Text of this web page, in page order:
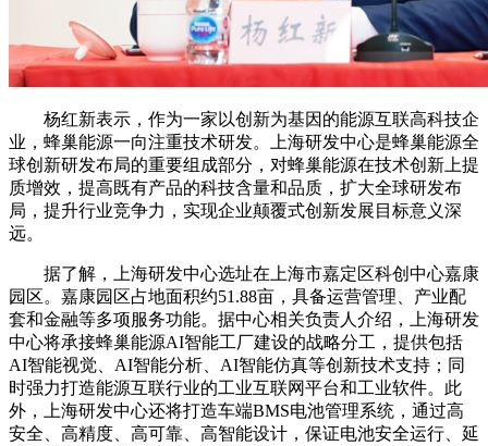
杨红新表示，作为一家以创新为基因的能源互联高科技企
业，蜂巢能源一向注重技术研发。上海研发中心是蜂巢能源全
球创新研发布局的重要组成部分，对蜂巢能源在技术创新上提
质增效，提高既有产品的科技含量和品质，扩大全球研发布
局，提升行业竞争力，实现企业颠覆式创新发展目标意义深
远。
据了解，上海研发中心选址在上海市嘉定区科创中心嘉康
园区。嘉康园区占地面积约51.88亩，具备运营管理、产业配
套和金融等多项服务功能。据中心相关负责人介绍，上海研发
中心将承接蜂巢能源AI智能工厂建设的战略分工，提供包括
AI智能视觉、AI智能分析、AI智能仿真等创新技术支持；同
时强力打造能源互联行业的工业互联网平台和工业软件。此
外，上海研发中心还将打造车端BMS电池管理系统，通过高
安全、高精度、高可靠、高智能设计，保证电池安全运行、延